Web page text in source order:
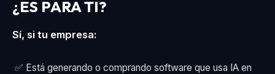
¿ES PARA TI?
Sí, si tu empresa:
✅ Está generando o comprando software que usa IA en